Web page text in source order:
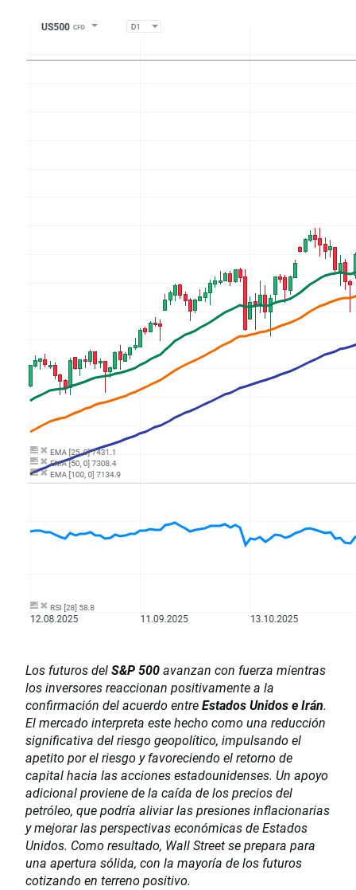
Los futuros delS&P 500avanzan con fuerza mientras
los inversores reaccionan positivamente a la
confirmación del acuerdo entreEstados Unidos e Irán.
El mercado interpreta este hecho como una reducción
significativa del riesgo geopolítico, impulsando el
apetito por el riesgo y favoreciendo el retorno de
capital hacia las acciones estadounidenses. Un apoyo
adicional proviene de la caída de los precios del
petróleo, que podría aliviar las presiones inflacionarias
y mejorar las perspectivas económicas de Estados
Unidos. Como resultado, Wall Street se prepara para
una apertura sólida, con la mayoría de los futuros
cotizando en terreno positivo.